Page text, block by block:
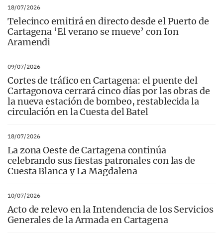
18/07/2026
Telecinco emitirá en directo desde el Puerto de
Cartagena ‘El verano se mueve’ con Ion
Aramendi
09/07/2026
Cortes de tráfico en Cartagena: el puente del
Cartagonova cerrará cinco días por las obras de
la nueva estación de bombeo, restablecida la
circulación en la Cuesta del Batel
18/07/2026
La zona Oeste de Cartagena continúa
celebrando sus fiestas patronales con las de
Cuesta Blanca y La Magdalena
10/07/2026
Acto de relevo en la Intendencia de los Servicios
Generales de la Armada en Cartagena